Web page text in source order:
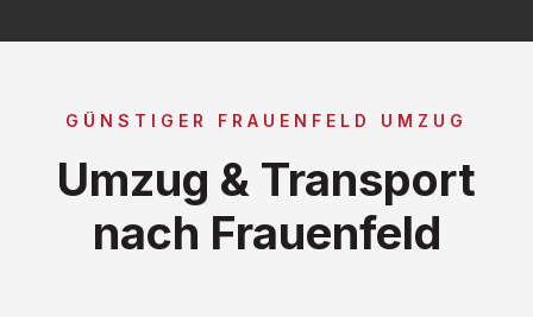
GÜNSTIGER FRAUENFELD UMZUG
Umzug & Transport
nach Frauenfeld